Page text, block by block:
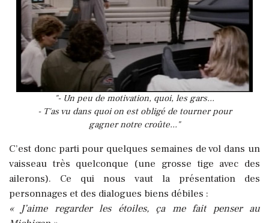
"- Un peu de motivation, quoi, les gars...
- T'as vu dans quoi on est obligé de tourner pour
gagner notre croûte..."
C’est donc parti pour quelques semaines de vol dans un
vaisseau très quelconque (une grosse tige avec des
ailerons). Ce qui nous vaut la présentation des
personnages et des dialogues biens débiles :
« J’aime regarder les étoiles, ça me fait penser au